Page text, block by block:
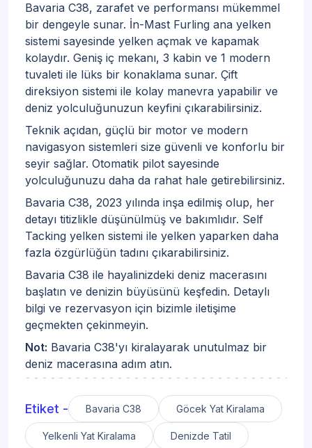
Bavaria C38, zarafet ve performansı mükemmel
bir dengeyle sunar. İn-Mast Furling ana yelken
sistemi sayesinde yelken açmak ve kapamak
kolaydır. Geniş iç mekanı, 3 kabin ve 1 modern
tuvaleti ile lüks bir konaklama sunar. Çift
direksiyon sistemi ile kolay manevra yapabilir ve
deniz yolculuğunuzun keyfini çıkarabilirsiniz.
Teknik açıdan, güçlü bir motor ve modern
navigasyon sistemleri size güvenli ve konforlu bir
seyir sağlar. Otomatik pilot sayesinde
yolculuğunuzu daha da rahat hale getirebilirsiniz.
Bavaria C38, 2023 yılında inşa edilmiş olup, her
detayı titizlikle düşünülmüş ve bakımlıdır. Self
Tacking yelken sistemi ile yelken yaparken daha
fazla özgürlüğün tadını çıkarabilirsiniz.
Bavaria C38 ile hayalinizdeki deniz macerasını
başlatın ve denizin büyüsünü keşfedin. Detaylı
bilgi ve rezervasyon için bizimle iletişime
geçmekten çekinmeyin.
Not: Bavaria C38'yı kiralayarak unutulmaz bir
deniz macerasına adım atın.
Etiket - Bavaria C38 Göcek Yat Kiralama
Yelkenli Yat Kiralama Denizde Tatil